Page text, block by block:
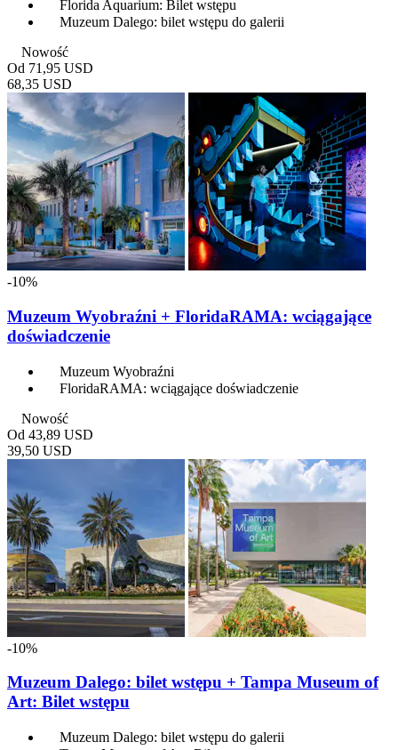
Florida Aquarium: Bilet wstępu
Muzeum Dalego: bilet wstępu do galerii
Nowość
Od 71,95 USD
68,35 USD
-10%
Muzeum Wyobraźni + FloridaRAMA: wciągające
doświadczenie
Muzeum Wyobraźni
FloridaRAMA: wciągające doświadczenie
Nowość
Od 43,89 USD
39,50 USD
-10%
Muzeum Dalego: bilet wstępu + Tampa Museum of
Art: Bilet wstępu
Muzeum Dalego: bilet wstępu do galerii